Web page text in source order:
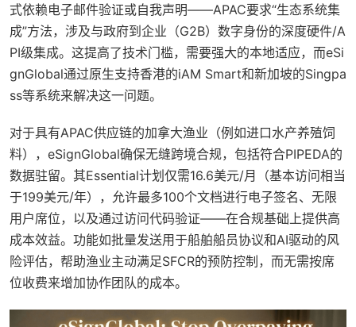
式依赖电子邮件验证或自我声明——APAC要求“生态系统集
成”方法，涉及与政府到企业（G2B）数字身份的深度硬件/A
PI级集成。这提高了技术门槛，需要强大的本地适应，而eSi
gnGlobal通过原生支持香港的iAM Smart和新加坡的Singpa
ss等系统来解决这一问题。
对于具有APAC供应链的加拿大渔业（例如进口水产养殖饲
料），eSignGlobal确保无缝跨境合规，包括符合PIPEDA的
数据驻留。其Essential计划仅需16.6美元/月（基本访问相当
于199美元/年），允许最多100个文档进行电子签名、无限
用户席位，以及通过访问代码验证——在合规基础上提供高
成本效益。功能如批量发送用于船舶船员协议和AI驱动的风
险评估，帮助渔业主动满足SFCR的预防控制，而无需按席
位收费来增加协作团队的成本。